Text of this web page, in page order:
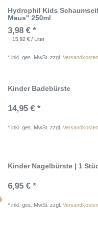
Hydrophil Kids
Maus" 250ml
3,98 € *
| 15,92 € / Liter
*inkl. ges. MwSt. zzgl.Versandkosten
Kinder Badebürste
14,95 € *
*inkl. ges. MwSt. zzgl.Versandkosten
Kinder Nagelbürste | 1
6,95 € *
*inkl. ges. MwSt. zzgl.Versandkosten